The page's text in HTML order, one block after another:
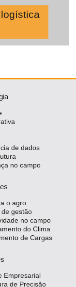
de dados
no campo
o agro
gestão
no campo
do Clima
de Cargas
Empresarial
de Precisão